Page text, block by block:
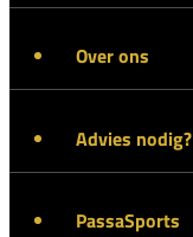
Over ons
Advies nodig?
PassaSports